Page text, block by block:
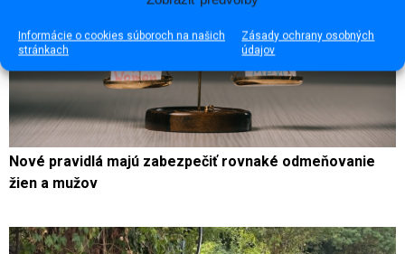
Informácie o cookies súboroch na našich
stránkach
Zásady ochrany osobných
údajov
Nové pravidlá majú zabezpečiť rovnaké odmeňovanie
žien a mužov